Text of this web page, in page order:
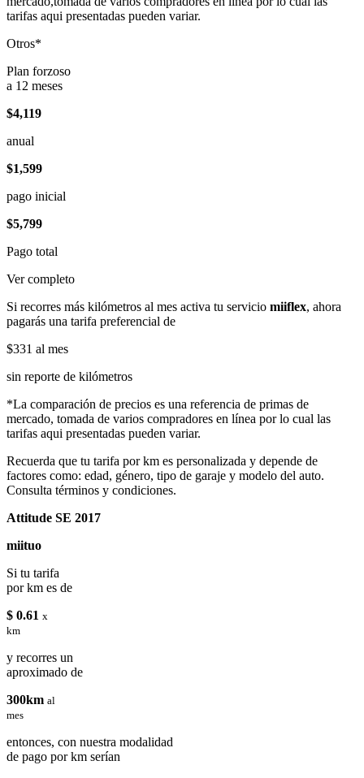
tarifas aqui presentadas pueden variar.
Otros*
Plan forzoso
a 12 meses
$4,119
anual
$1,599
pago inicial
$5,799
Pago total
Ver completo
Si recorres más kilómetros al mes activa tu servicio miiflex, ahora
pagarás una tarifa preferencial de
$331 al mes
sin reporte de kilómetros
*La comparación de precios es una referencia de primas de
mercado, tomada de varios compradores en línea por lo cual las
tarifas aqui presentadas pueden variar.
Recuerda que tu tarifa por km es personalizada y depende de
factores como: edad, género, tipo de garaje y modelo del auto.
Consulta términos y condiciones.
Attitude SE 2017
miituo
Si tu tarifa
por km es de
$ 0.61 x
km
y recorres un
aproximado de
300km al
mes
entonces, con nuestra modalidad
de pago por km serían